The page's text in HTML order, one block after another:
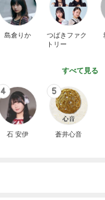
島倉りか
つばきファク
トリー
すべて見る
4
石 安伊
5
蒼井心音